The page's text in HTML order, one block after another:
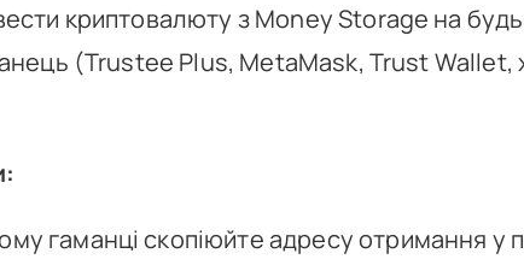
криптовалюту з Money Storage на
(Trustee Plus, MetaMask, Trust
гаманці скопіюйте адресу отримання у